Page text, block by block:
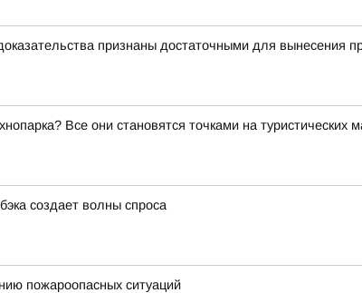
признаны достаточными для вынесения
Все они становятся точками на туристических
создает волны спроса
пожароопасных ситуаций